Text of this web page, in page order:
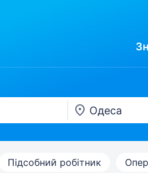
Підсобний робітник